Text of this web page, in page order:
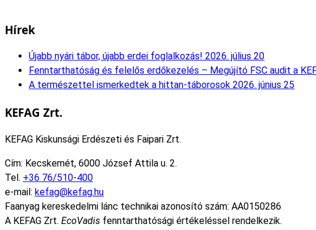
Hírek
Újabb nyári tábor, újabb erdei foglalkozás! 2026. július 20
Fenntarthatóság és felelős erdőkezelés – Megújító FSC audit a
A természettel ismerkedtek a hittan-táborosok 2026. június 25
KEFAG Zrt.
KEFAG Kiskunsági Erdészeti és Faipari Zrt.
Cím: Kecskemét, 6000 József Attila u. 2.
Tel. +36 76/510-400
e-mail: kefag@kefag.hu
Faanyag kereskedelmi lánc technikai azonosító szám: AA0150286
A KEFAG Zrt. EcoVadis fenntarthatósági értékeléssel rendelkezik.